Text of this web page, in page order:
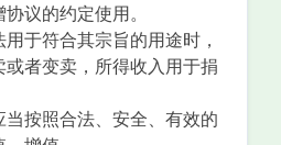
议的约定使用。
用于符合其宗旨的用途时，
者变卖，所得收入用于捐
应当按照合法、安全、有效的